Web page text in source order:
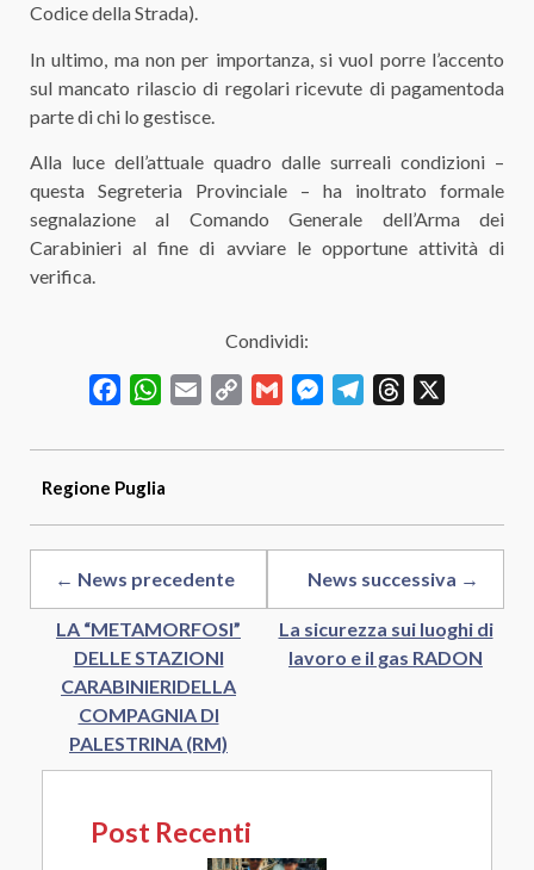
Codice della Strada).
In ultimo, ma non per importanza, si vuol porre l’accento
sulmancato rilascio di regolariricevute di pagamentoda
parte di chi lo gestisce.
Alla luce dell’attuale quadro dalle surreali condizioni –
questa Segreteria Provinciale – ha inoltrato formale
segnalazione al Comando Generale dell’Arma dei
Carabinieri al fine di avviare le opportune attività di
verifica.
Condividi:
FacebookWhatsApp
Email
Copy
Gmail MessengerTelegramThreads
Regione Puglia
← News precedente
LA “METAMORFOSI”
DELLE STAZIONI
CARABINIERIDELLA
COMPAGNIA DI
PALESTRINA (RM)
News successiva →
La sicurezza sui luoghi di
lavoro e il gas RADON
Post Recenti